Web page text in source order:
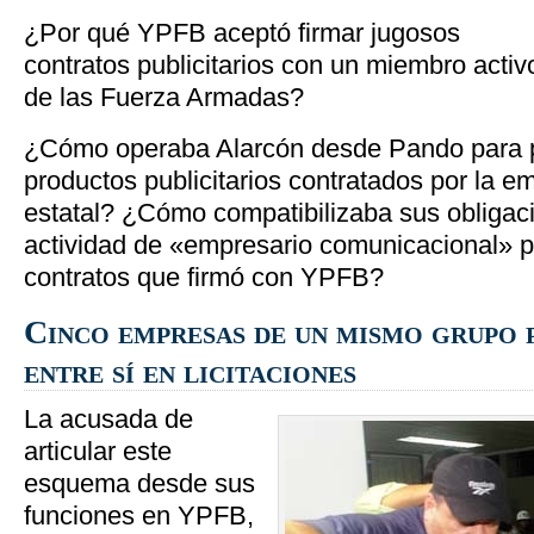
¿Por qué YPFB aceptó firmar jugosos
contratos publicitarios con un miembro
de las Fuerza Armadas?
¿Cómo operaba Alarcón desde Pando
productos publicitarios contratados por la
estatal? ¿Cómo compatibilizaba sus
actividad de «empresario comunicacional»
contratos que firmó con YPFB?
Cinco empresas de un mismo
entre sí en licitaciones
La acusada de
articular este
esquema desde sus
funciones en YPFB,